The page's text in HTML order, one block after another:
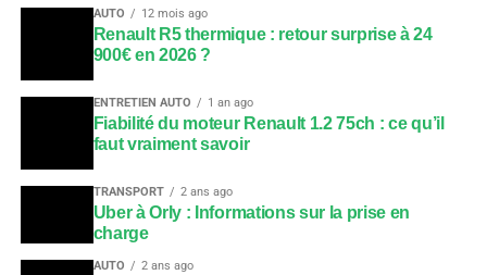
AUTO 12 mois ago
Renault R5 thermique : retour surprise à 24
900€ en 2026 ?
ENTRETIEN AUTO 1 an ago
Fiabilité du moteur Renault 1.2 75ch : ce qu’il
faut vraiment savoir
TRANSPORT 2 ans ago
Uber à Orly : Informations sur la prise en
charge
AUTO 2 ans ago